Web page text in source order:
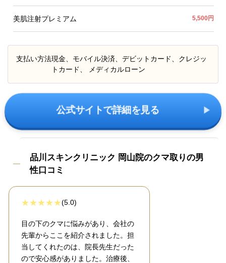
美肌注射プレミアム 5,500円
支払い方法現金、モバイル決済、デビットカード、クレジッ
トカード、 メディカルローン
公式サイトで詳細を見る
品川スキンクリニック 岡山院のクマ取りの男
性口コミ
(5.0)
目の下のクマに悩みがあり、会社の
先輩からここを紹介されました。担
当してくれたのは、院長先生だった
ので安心感がありました。治療後、